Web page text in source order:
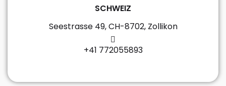
SCHWEIZ
Seestrasse 49, CH-8702, Zollikon
+41 772055893